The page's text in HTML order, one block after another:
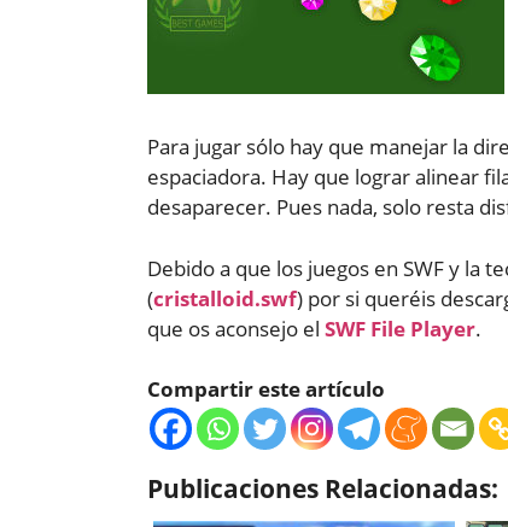
Para jugar sólo hay que manejar la
espaciadora. Hay que lograr alinear
desaparecer. Pues nada, solo resta
Debido a que los juegos en SWF y la
(cristalloid.swf) por si queréis
que os aconsejo el SWF File Player.
Compartir este artículo
Publicaciones Relacionadas: